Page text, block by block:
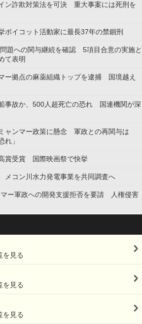
ン詐欺対策法を可決 重大事案には死刑を
ボイコット活動家に最長37年の禁錮刑
題への関与継続を確認 5項目合意の実施と
て表明
ー拠点の麻薬組織トップを逮捕 国境越え
事故か、500人超死亡の恐れ 国連機関が深
ャンマー政策に懸念 軍政との再関与は
れ」
賞受賞 国際映画祭で快挙
メコン川水力発電事業を共同調査へ
ー軍政への開発支援拒否を要請 人権侵害
を見る
を見る
を見る